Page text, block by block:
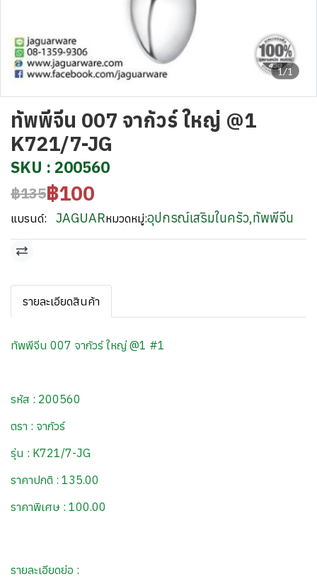
1/1
ทัพพีจีน 007 จากัวร์ ใหญ่ @1
K721/7-JG
SKU : 200560
฿135฿100
แบรนด์: JAGUARหมวดหมู่:อุปกรณ์เสริมในครัว,ทัพพีจีน
รายละเอียดสินค้า
ทัพพีจีน 007 จากัวร์ ใหญ่ @1 #1
รหัส : 200560
ตรา : จากัวร์
รุ่น : K721/7-JG
ราคาปกติ : 135.00
ราคาพิเศษ : 100.00
รายละเอียดย่อ :